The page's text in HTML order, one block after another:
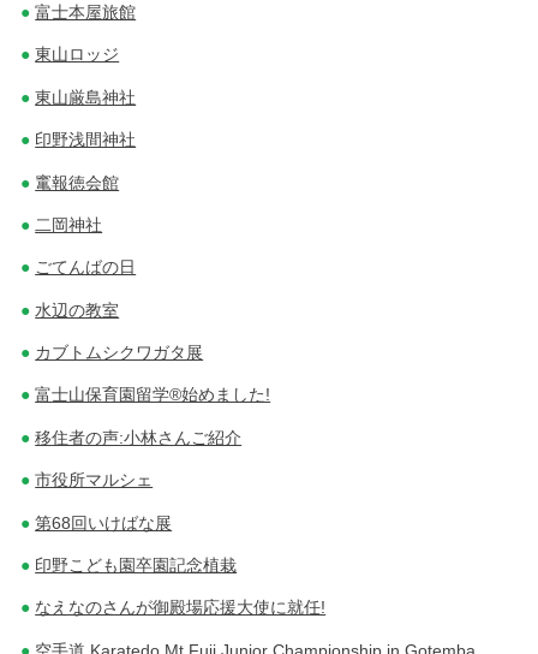
富士本屋旅館
東山ロッジ
東山厳島神社
印野浅間神社
竃報徳会館
二岡神社
ごてんばの日
水辺の教室
カブトムシクワガタ展
富士山保育園留学®始めました!
移住者の声:小林さんご紹介
市役所マルシェ
第68回いけばな展
印野こども園卒園記念植栽
なえなのさんが御殿場応援大使に就任!
空手道 Karatedo Mt.Fuji Junior Championship in Gotemba